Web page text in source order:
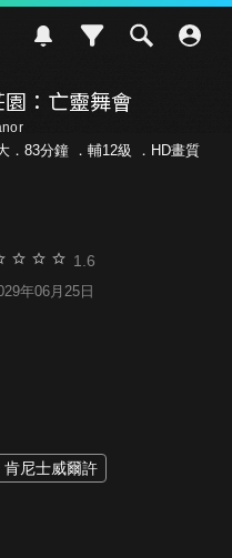
：亡靈舞會
．83分鐘 ． 輔12級 ．HD畫質
1.6
年06月25日
肯尼士威爾許